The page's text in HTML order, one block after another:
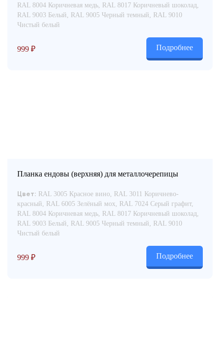
RAL 8004 Коричневая медь, RAL 8017 Коричневый шоколад,
RAL 9003 Белый, RAL 9005 Черный темный, RAL 9010
Чистый белый
999 ₽ Подробнее
Планка ендовы (верхняя) для металлочерепицы
Цвет: RAL 3005 Красное вино, RAL 3011 Коричнево-
красный, RAL 6005 Зелёный мох, RAL 7024 Серый графит,
RAL 8004 Коричневая медь, RAL 8017 Коричневый шоколад,
RAL 9003 Белый, RAL 9005 Черный темный, RAL 9010
Чистый белый
999 ₽ Подробнее